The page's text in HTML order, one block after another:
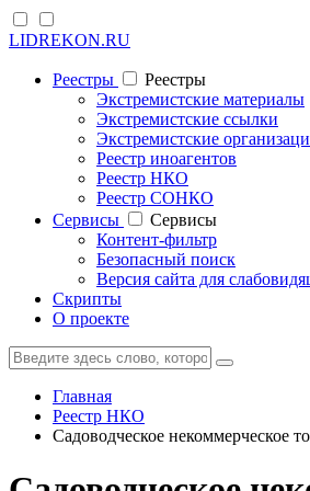
LIDREKON.RU
Реестры
Реестры
Экстремистские материалы
Экстремистские ссылки
Экстремистские
Реестр иноагентов
Реестр НКО
Реестр СОНКО
Cервисы
Cервисы
Контент-фильтр
Безопасный поиск
Версия сайта для
Скрипты
О проекте
Главная
Реестр НКО
Садоводческое некоммерческое